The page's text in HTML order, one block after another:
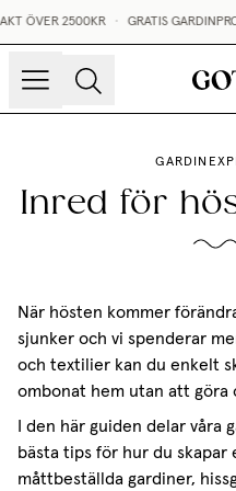
• GRATIS GARDINPROVER
Inred för
När hösten kommer
sjunker och vi spenderar
och textilier kan du enkelt
ombonat hem utan att göra
I den här guiden delar våra
bästa tips för hur du skapar
måttbeställda gardiner,